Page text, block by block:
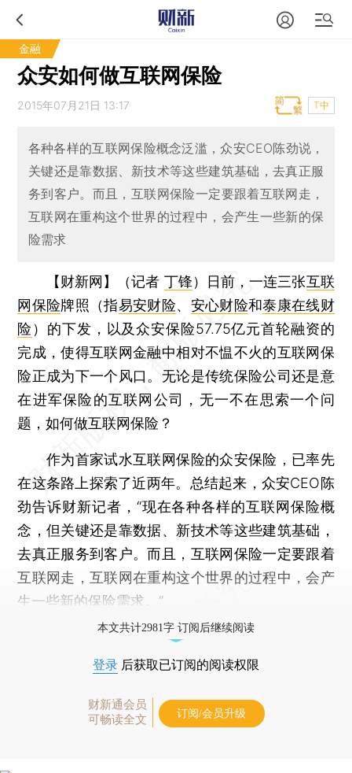
金融
众安如何做互联网保险
2015年07月21日 13:17 T中
各种各样的互联网保险概念泛滥，众安CEO陈劲说，
关键还是靠数据、新技术等这些建筑基础，去真正服
务到客户。而且，互联网保险一定要跟着互联网走，
互联网在重构这个世界的过程中，会产生一些新的保
险需求
【财新网】（记者 丁锋） 日前，一连三张互联
网保险牌照（指易安财险、 安心财险和泰康在线财
险 ）的下发，以及众安保险57.75亿元首轮融资的
完成，使得互联网金融中相对不愠不火的互联网保
险正成为下一个风口。无论是传统保险公司还是意
在进军保险的互联网公司，无一不在思索一个问
题，如何做互联网保险？
作为首家试水互联网保险的众安保险，已率先
在这条路上探索了近两年。总结起来，众安CEO陈
劲告诉财新记者，“现在各种各样的互联网保险概
念，但关键还是靠数据、新技术等这些建筑基础，
去真正服务到客户。而且，互联网保险一定要跟着
互联网走，互联网在重构这个世界的过程中，会产
生一些新的保险需求。”
本文共计2981字 订阅后继续阅读
登录 后获取已订阅的阅读权限
财新通会员
可畅读全文
订阅/会员升级